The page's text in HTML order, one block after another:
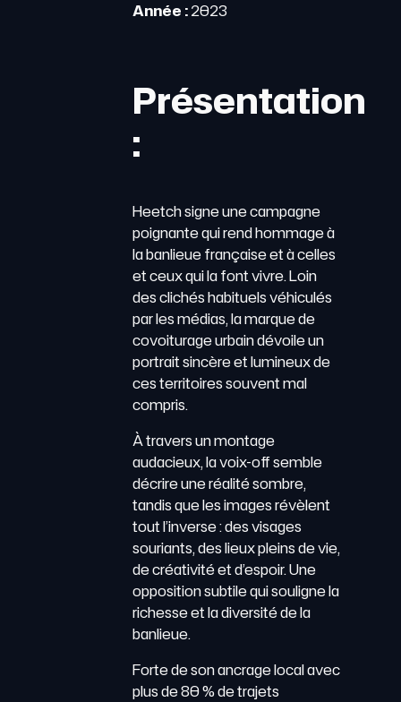
Année :2023
Présentation
:
Heetch signe une campagne
poignante qui rend hommage à
la banlieue française et à celles
et ceux qui la font vivre. Loin
des clichés habituels véhiculés
par les médias, la marque de
covoiturage urbain dévoile un
portrait sincère et lumineux de
ces territoires souvent mal
compris.
À travers un montage
audacieux, la voix-off semble
décrire une réalité sombre,
tandis que les images révèlent
tout l’inverse : des visages
souriants, des lieux pleins de vie,
de créativité et d’espoir. Une
opposition subtile qui souligne la
richesse et la diversité de la
banlieue.
Forte de son ancrage local avec
plus de 80 % de trajets